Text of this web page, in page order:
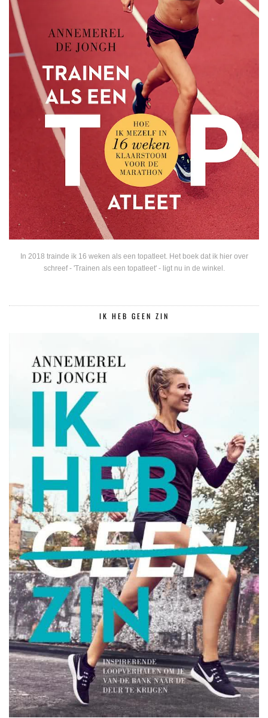
In 2018 trainde ik 16 weken als een topatleet. Het boek dat ik hier over
schreef - 'Trainen als een topatleet' - ligt nu in de winkel.
IK HEB GEEN ZIN